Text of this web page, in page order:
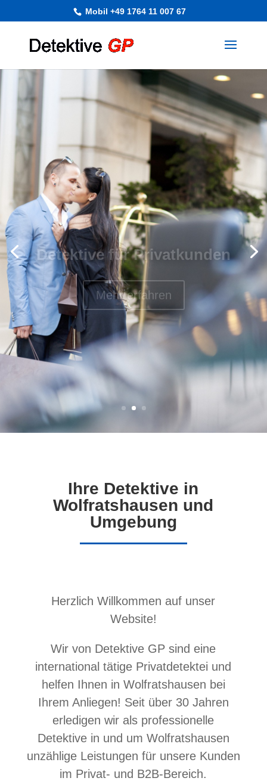
Mobil +49 1764 11 007 67
Detektive für Privatkunden
Mehr erfahren
Ihre Detektive in
Wolfratshausen und
Umgebung
Herzlich Willkommen auf unser
Website!
Wir von Detektive GP sind eine
international tätige Privatdetektei und
helfen Ihnen in Wolfratshausen bei
Ihrem Anliegen! Seit über 30 Jahren
erledigen wir als professionelle
Detektive in und um Wolfratshausen
unzählige Leistungen für unsere Kunden
im Privat- und B2B-Bereich.